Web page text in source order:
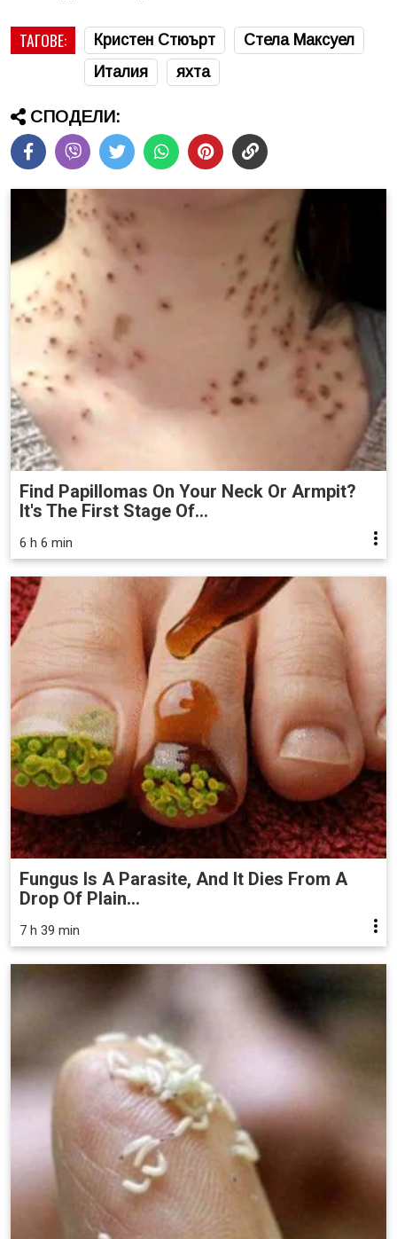
ТАГОВЕ: Кристен Стюърт
Стела Максуел
Италия
яхта
СПОДЕЛИ:
Find Papillomas On Your Neck Or Armpit?
It's The First Stage Of...
6 h 6 min
Fungus Is A Parasite, And It Dies From A
Drop Of Plain...
7 h 39 min